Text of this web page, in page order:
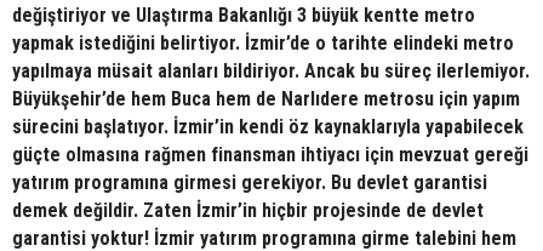
değiştiriyor ve Ulaştırma Bakanlığı 3 büyük kentte metro
yapmak istediğini belirtiyor. İzmir’de o tarihte elindeki metro
yapılmaya müsait alanları bildiriyor. Ancak bu süreç ilerlemiyor.
Büyükşehir’de hem Buca hem de Narlıdere metrosu için yapım
sürecini başlatıyor. İzmir’in kendi öz kaynaklarıyla yapabilecek
güçte olmasına rağmen finansman ihtiyacı için mevzuat gereği
yatırım programına girmesi gerekiyor. Bu devlet garantisi
demek değildir. Zaten İzmir’in hiçbir projesinde de devlet
garantisi yoktur! İzmir yatırım programına girme talebini hem